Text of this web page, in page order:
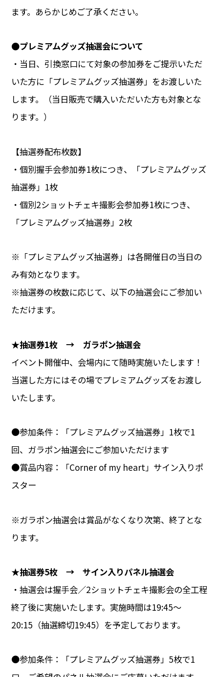
ます。あらかじめご了承ください。
●プレミアムグッズ抽選会について
・当日、引換窓口にて対象の参加券をご提示いただ
いた方に「プレミアムグッズ抽選券」をお渡しいた
します。（当日販売で購入いただいた方も対象とな
ります。）
【抽選券配布枚数】
・個別握手会参加券1枚につき、「プレミアムグッズ
抽選券」1枚
・個別2ショットチェキ撮影会参加券1枚につき、
「プレミアムグッズ抽選券」2枚
※「プレミアムグッズ抽選券」は各開催日の当日の
み有効となります。
※抽選券の枚数に応じて、以下の抽選会にご参加い
ただけます。
★抽選券1枚 → ガラポン抽選会
イベント開催中、会場内にて随時実施いたします！
当選した方にはその場でプレミアムグッズをお渡し
いたします。
●参加条件：「プレミアムグッズ抽選券」1枚で1
回、ガラポン抽選会にご参加いただけます
●賞品内容：「Corner of my heart」サイン入りポ
スター
※ガラポン抽選会は賞品がなくなり次第、終了とな
ります。
★抽選券5枚 → サイン入りパネル抽選会
・抽選会は握手会／2ショットチェキ撮影会の全工程
終了後に実施いたします。実施時間は19:45～
20:15（抽選締切19:45）を予定しております。
●参加条件：「プレミアムグッズ抽選券」5枚で1